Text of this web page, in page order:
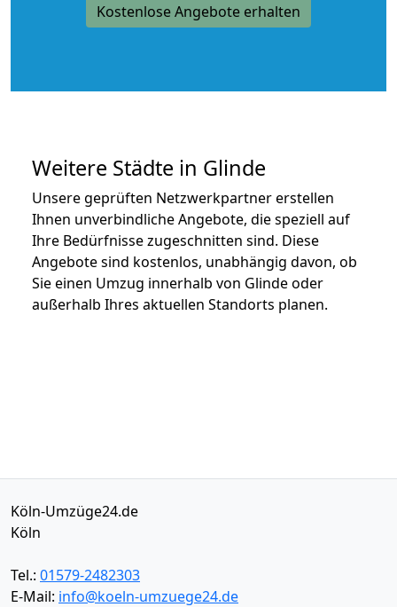
Kostenlose Angebote erhalten
Weitere Städte in Glinde
Unsere geprüften Netzwerkpartner erstellen
Ihnen unverbindliche Angebote, die speziell auf
Ihre Bedürfnisse zugeschnitten sind. Diese
Angebote sind kostenlos, unabhängig davon, ob
Sie einen Umzug innerhalb von Glinde oder
außerhalb Ihres aktuellen Standorts planen.
Köln-Umzüge24.de
Köln
Tel.: 01579-2482303
E-Mail: info@koeln-umzuege24.de